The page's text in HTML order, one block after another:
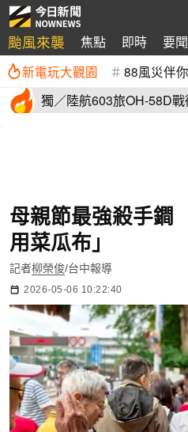
颱風來襲 焦點 即時 要聞
新電玩大觀園 88風災伴
獨／陸航603旅OH-58D
母親節最強殺手
用菜瓜布」
記者柳榮俊/台中報導
2026-05-06 10:22:40